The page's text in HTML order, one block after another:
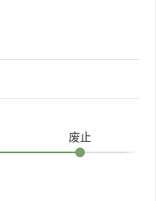
废止